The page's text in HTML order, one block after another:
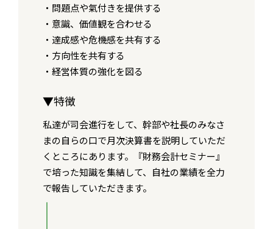
・問題点や氣付きを提供する
・意識、価値観を合わせる
・達成感や危機感を共有する
・方向性を共有する
・経営体質の強化を図る
▼特徴
私達が司会進行をして、幹部や社長のみなさ
まの自らの口で月次決算書を説明していただ
くところにあります。『財務会計セミナー』
で培った知識を集結して、自社の業績を全力
で報告していただきます。